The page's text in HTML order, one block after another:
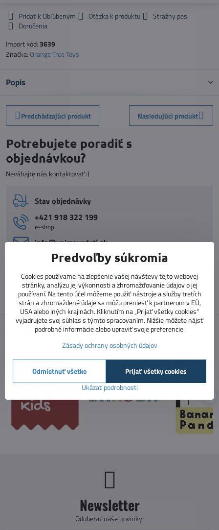
Pridať k Obľúbeným Otázka k produktu
Strážny pes
Doručenia
Import kód: 3639
Značka: Orange Tree Toys
Popis
Predchádzajúci produkt Nasledujúci produkt
Potrebujete poradiť s
objednávkou?
Neváhajte nás kontaktovať :)
Stav objednávky
+421 918 322 199
e-shop
info​@vnimavedeti​.sk
+421 915 773 060
vzdelavanie​@prosolutions​.sk
Značky
Newsletter
Odoberať naše novinky:
Predvoľby súkromia
Cookies používame na zlepšenie vašej návštevy tejto webovej
stránky, analýzu jej výkonnosti a zhromažďovanie údajov o jej
používaní. Na tento účel môžeme použiť nástroje a služby tretích
strán a zhromaždené údaje sa môžu preniesť k partnerom v EÚ,
USA alebo iných krajinách. Kliknutím na „Prijať všetky cookies“
vyjadrujete svoj súhlas s týmto spracovaním. Nižšie môžete nájsť
podrobné informácie alebo upraviť svoje preferencie.
Zásady ochrany osobných údajov
Ukázať podrobnosti
Prijať všetky cookies
Odmietnuť všetko